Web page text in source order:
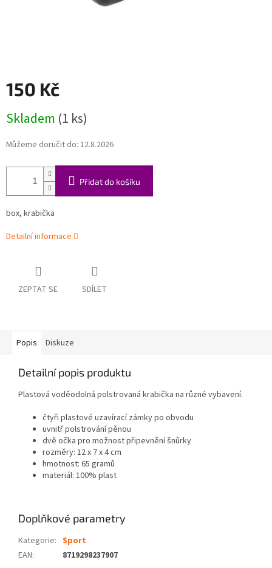
150 Kč
cena:
Skladem (1 ks)
Můžeme doručit do: 12.8.2026
Přidat do košíku
box, krabička
Detailní informace
ZEPTAT SE SDÍLET
Popis Diskuze
Detailní popis produktu
Plastová voděodolná polstrovaná krabička na různé vybavení.
čtyři plastové uzavírací zámky po obvodu
uvnitř polstrování pěnou
dvě očka pro možnost připevnění šnůrky
rozměry: 12 x 7 x 4 cm
hmotnost: 65 gramů
materiál: 100% plast
Doplňkové parametry
Kategorie: Sport
EAN: 8719298237907